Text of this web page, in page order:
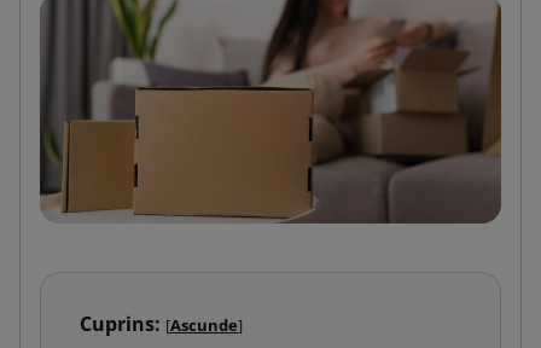
Cuprins: [Ascunde]